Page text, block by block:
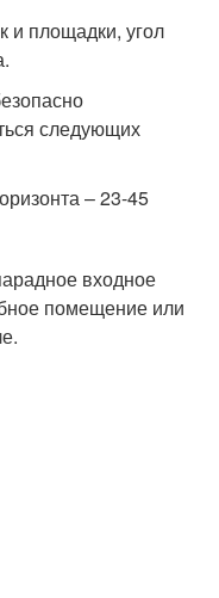
и площадки, угол
следующих
– 23-45
входное
помещение или